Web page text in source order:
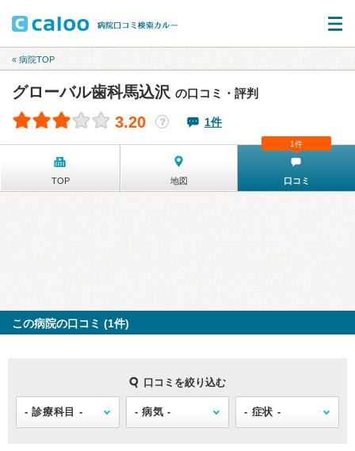
« 病院TOP
グローバル歯科馬込沢 の口コミ・評判
3.20 ？ 1件
TOP 地図 口コミ
1件
この病院の口コミ (1件)
口コミを絞り込む